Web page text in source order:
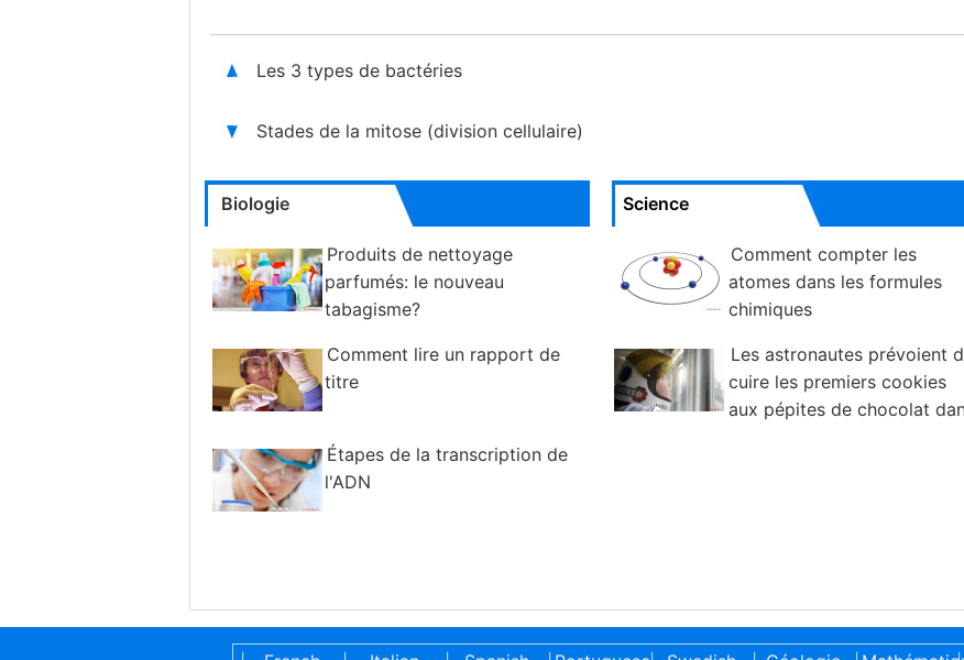
Les 3 types de bactéries
Stades de la mitose (division cellulaire)
Biologie
Produits de nettoyage
parfumés: le nouveau
tabagisme?
Comment lire un rapport de
titre
Étapes de la transcription de
l'ADN
Science
Comment compter les
atomes dans les formules
chimiques
Les astronautes prévoient
cuire les premiers cookies
aux pépites de chocolat